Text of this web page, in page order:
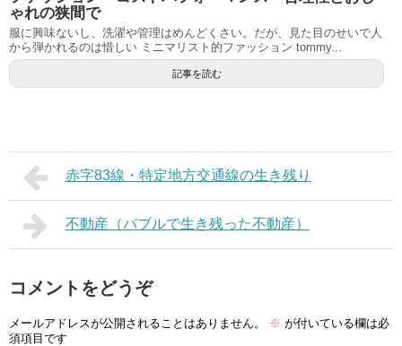
ゃれの狭間で
服に興味ないし、洗濯や管理はめんどくさい。だが、見た目のせいで人
から弾かれるのは惜しい ミニマリスト的ファッション tommy...
記事を読む
赤字83線・特定地方交通線の生き残り
不動産（バブルで生き残った不動産）
コメントをどうぞ
メールアドレスが公開されることはありません。 ※ が付いている欄は必
須項目です